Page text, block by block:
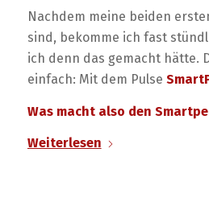
Nachdem meine beiden
sind, bekomme ich fast
ich denn das gemacht hätte.
einfach: Mit dem Pulse
Was macht also den
Weiterlesen